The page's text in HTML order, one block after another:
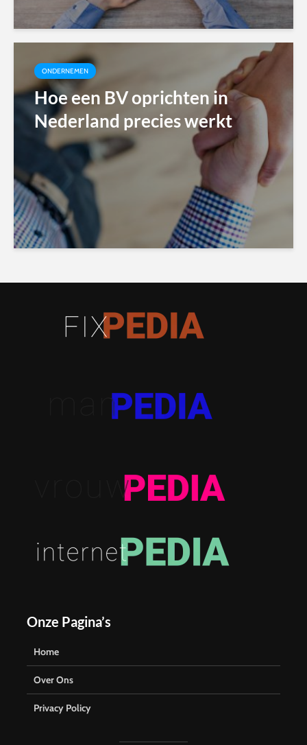
ONDERNEMEN
Hoe een BV oprichten in
Nederland precies werkt
Onze Pagina’s
Home
Over Ons
Privacy Policy